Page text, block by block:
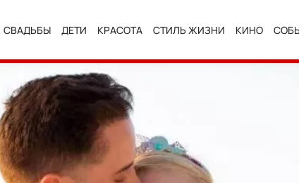
СВАДЬБЫ ДЕТИ КРАСОТА СТИЛЬ ЖИЗНИ КИНО